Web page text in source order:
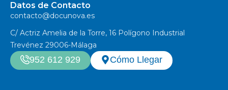
Datos de Contacto
contacto@docunova.es
C/ Actriz Amelia de la Torre, 16 Polígono Industrial
Trevénez 29006-Málaga
Cómo Llegar
952 612 929